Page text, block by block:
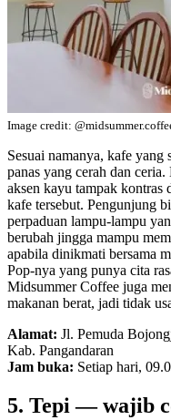
Image credit:
Sesuai namanya, kafe
panas yang cerah dan
aksen kayu tampak kontras
kafe tersebut. Pengunjung
perpaduan lampu-lampu
berubah jingga mampu
apabila dinikmati bersama
Pop-nya yang punya cita
Midsummer Coffee juga
makanan berat, jadi tidak
Alamat: Jl. Pemuda
Kab. Pangandaran
Jam buka: Setiap hari,
5. Tepi — wajib